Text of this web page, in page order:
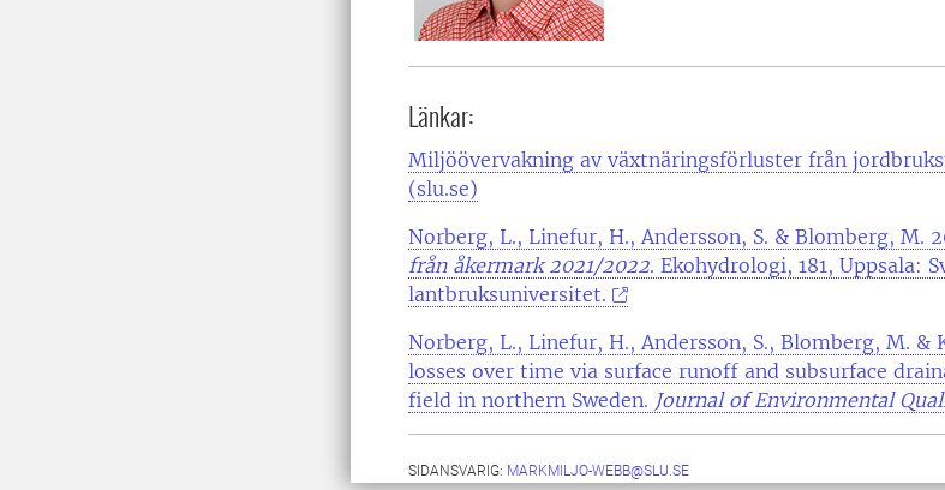
Länkar:
Miljöövervakning av växtnäringsförluster från
(slu.se)
Norberg, L., Linefur, H., Andersson, S. & Blomberg, M.
från åkermark 2021/2022. Ekohydrologi, 181, Uppsala:
lantbruksuniversitet.
Norberg, L., Linefur, H., Andersson, S., Blomberg, M.
losses over time via surface runoff and subsurface
field in northern Sweden. Journal of Environmental
SIDANSVARIG: MARKMILJO-WEBB@SLU.SE